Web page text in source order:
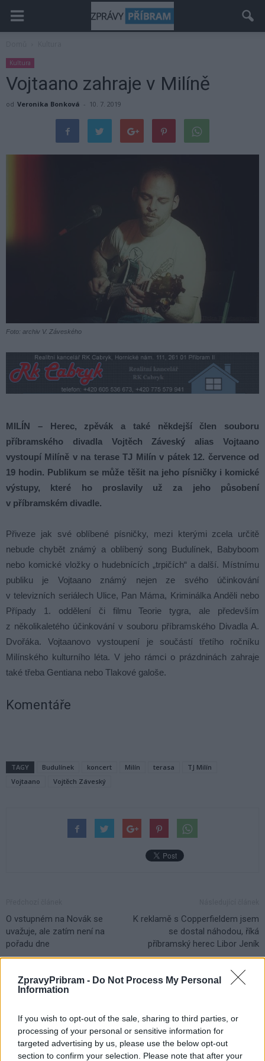
ZpravyPribram - Do Not Process My Personal
Information
If you wish to opt-out of the sale, sharing to third parties, or
processing of your personal or sensitive information for
targeted advertising by us, please use the below opt-out
section to confirm your selection. Please note that after your
Kultura
Vojtaano zahraje v Milíně
od Veronika Bonková - 10. 7. 2019
Foto: archiv V. Záveského
MILÍN – Herec, zpěvák a také někdejší člen souboru
příbramského divadla Vojtěch Záveský alias Vojtaano
vystoupí Milíně v na terase TJ Milín v pátek 12. července od
19 hodin. Publikum se může těšit na jeho písničky i komické
výstupy, které ho proslavily už za jeho působení
v příbramském divadle.
Přiveze jak své oblíbené písničky, mezi kterými zcela určitě
nebude chybět známý a oblíbený song Budulínek, Babyboom
nebo komické vložky o hudebnících „trpičích“ a další. Místnímu
publiku je Vojtaano známý nejen ze svého účinkování
v televizních seriálech Ulice, Pan Máma, Kriminálka Anděli nebo
Případy 1. oddělení či filmu Teorie tygra, ale především
z několikaletého účinkování v souboru příbramského Divadla A.
Dvořáka. Vojtaanovo vystoupení je součástí třetího ročníku
Milínského kulturního léta. V jeho rámci o prázdninách zahraje
také třeba Gentiana nebo Tlakové galoše.
Komentáře
TAGY Budulínek koncert Milín terasa
TJ Milín
Vojtaano
Vojtěch Záveský
O vstupném na Novák se
uvažuje, ale zatím není na
pořadu dne
K reklamě s Copperfieldem jsem
se dostal náhodou, říká
příbramský herec Libor Jeník
SOUVISEJÍCÍ ČLÁNKY
Dnes se v Příbrami otevře výstava
Rovnováha života. Vernisáž nabídne